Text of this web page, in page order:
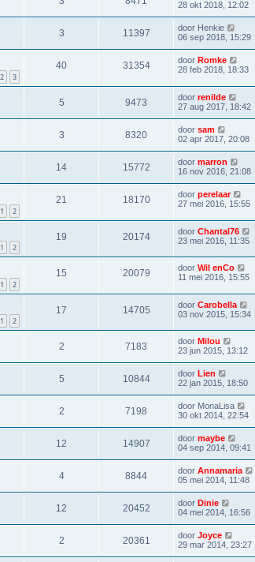
28 okt 2018, 12:02
3 11397 door Henkie
06 sep 2018, 15:29
2 3
40 31354 door Romke
28 feb 2018, 18:33
5 9473 door renilde
27 aug 2017, 18:42
3 8320 door sam
02 apr 2017, 20:08
14 15772 door marron
16 nov 2016, 21:08
1 2
21 18170 door perelaar
27 mei 2016, 15:55
1 2
19 20174 door Chantal76
23 mei 2016, 11:35
1 2
15 20079 door Wil enCo
11 mei 2016, 15:55
1 2
17 14705 door Carobella
03 nov 2015, 15:34
2 7183 door Milou
23 jun 2015, 13:12
5 10844 door Lien
22 jan 2015, 18:50
2 7198 door MonaLisa
30 okt 2014, 22:54
12 14907 door maybe
04 sep 2014, 09:41
4 8844 door Annamaria
05 mei 2014, 11:48
12 20452 door Dinie
04 mei 2014, 16:56
2 20361 door Joyce
29 mar 2014, 23:27